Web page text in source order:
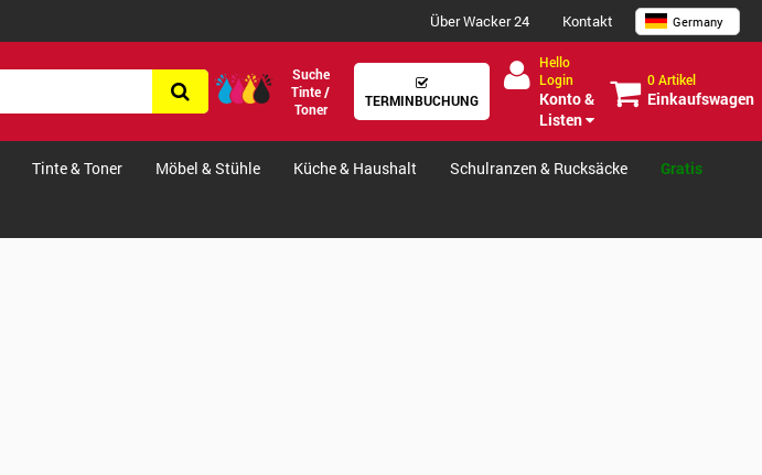
Über Wacker 24 Kontakt Germany
Suche
Tinte /
Toner
TERMINBUCHUNG
Hello
Login
Konto &
Listen
0 Artikel
Einkaufswagen
Tinte & Toner Möbel & Stühle Küche & Haushalt Schulranzen & Rucksäcke Gratis